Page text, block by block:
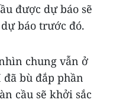
được dự báo sẽ
báo trước đó.
chung vẫn ở
bù đắp phần
cầu sẽ khởi sắc